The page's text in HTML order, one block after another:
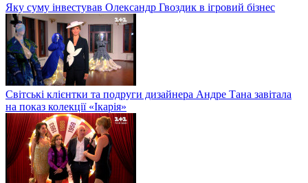
Яку суму інвестував Олександр Гвоздик в ігровий бізнес
Світські клієнтки та подруги дизайнера Андре Тана завітала
на показ колекції «Ікарія»